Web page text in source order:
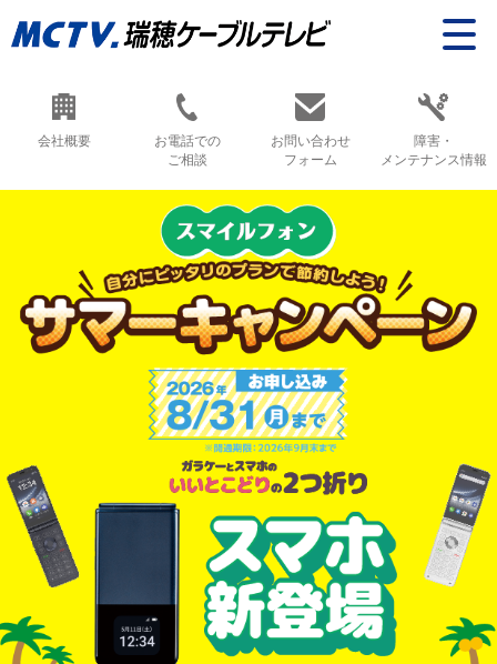
会社概要
お電話での
ご相談
お問い合わせ
フォーム
障害・
メンテナンス情報